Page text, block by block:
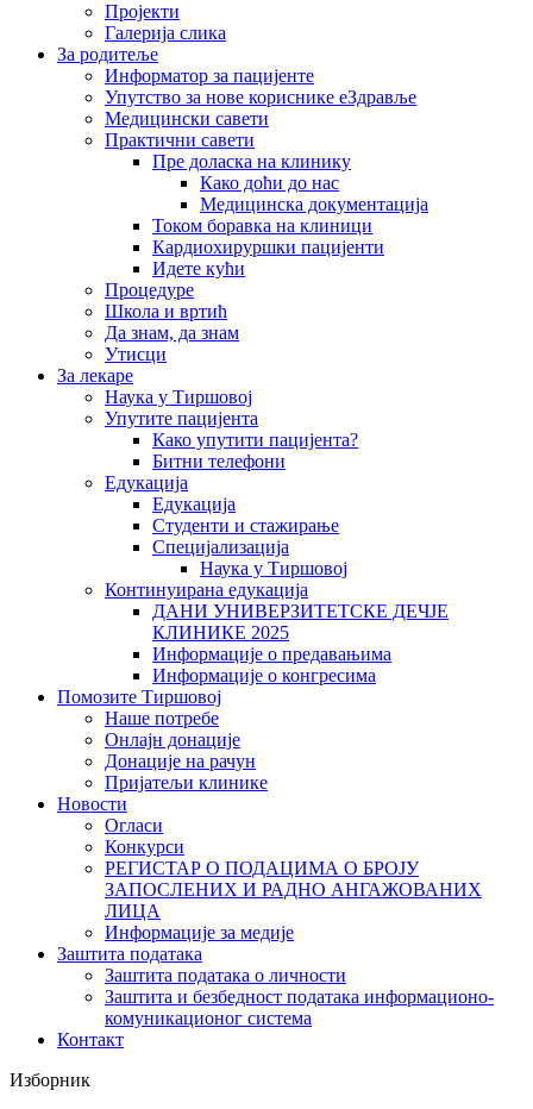
Пројекти
Галерија слика
За родитеље
Информатор за пацијенте
Упутство за нове кориснике еЗдравље
Медицински савети
Практични савети
Пре доласка на клинику
Како доћи до нас
Медицинска документација
Током боравка на клиници
Кардиохируршки пацијенти
Идете кући
Процедуре
Школа и вртић
Да знам, да знам
Утисци
За лекаре
Наука у Тиршовој
Упутите пацијента
Како упутити пацијента?
Битни телефони
Едукација
Едукација
Студенти и стажирање
Специјализација
Наука у Тиршовој
Континуирана едукација
ДАНИ УНИВЕРЗИТЕТСКЕ ДЕЧЈЕ
КЛИНИКЕ 2025
Информације о предавањима
Информације о конгресима
Помозите Тиршовој
Наше потребе
Онлајн донације
Донације на рачун
Пријатељи клинике
Новости
Огласи
Конкурси
РЕГИСТАР О ПОДАЦИМА О БРОЈУ
ЗАПОСЛЕНИХ И РАДНО АНГАЖОВАНИХ
ЛИЦА
Информације за медије
Заштита података
Заштита података о личности
Заштита и безбедност података информационо-
комуникационог система
Контакт
Изборник